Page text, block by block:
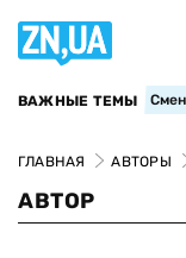
ВАЖНЫЕ ТЕМЫ
ГЛАВНАЯ АВТОРЫ
АВТОР